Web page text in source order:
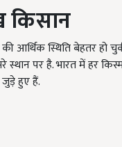
किसान
आर्थिक स्थिति बेहतर हो
स्थान पर है. भारत में हर
हुए हैं.